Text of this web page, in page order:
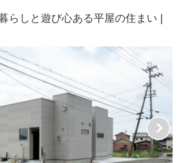
らしと遊び心ある平屋の住まい |